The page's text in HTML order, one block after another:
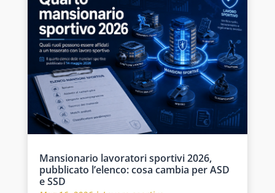
Mansionario lavoratori sportivi 2026,
pubblicato l’elenco: cosa cambia per ASD
e SSD